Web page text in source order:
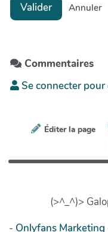
Valider Annuler
Commentaires
Se connecter
Éditer la page
(>^_^)>
- Onlyfans Marketing